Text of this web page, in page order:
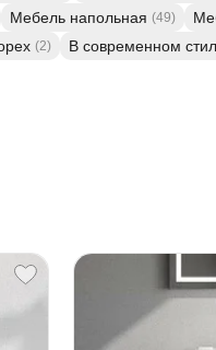
Мебель напольная (49)
(2) В современном